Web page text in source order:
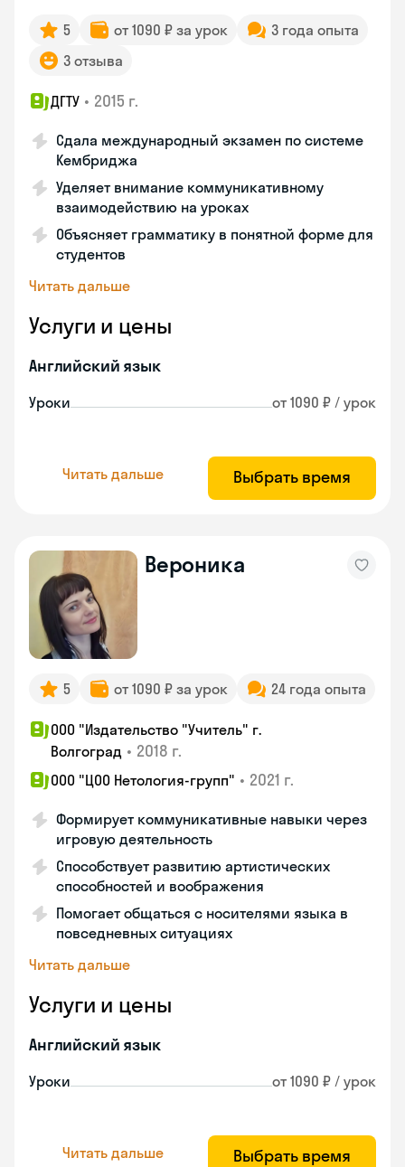
5 от 1090 ₽ за урок
3 года опыта
3 отзыва
ДГТУ • 2015 г.
Сдала международный экзамен по системе
Кембриджа
Уделяет внимание коммуникативному
взаимодействию на уроках
Объясняет грамматику в понятной форме для
студентов
Читать дальше
Услуги и цены
Английский язык
Уроки от 1090 ₽ / урок
Читать дальше Выбрать время
Вероника
5 от 1090 ₽ за урок 24 года опыта
ООО "Издательство "Учитель" г.
Волгоград • 2018 г.
ООО "ЦОО Нетология-групп" • 2021 г.
Формирует коммуникативные навыки через
игровую деятельность
Способствует развитию артистических
способностей и воображения
Помогает общаться с носителями языка в
повседневных ситуациях
Читать дальше
Услуги и цены
Английский язык
Уроки от 1090 ₽ / урок
Читать дальше Выбрать время